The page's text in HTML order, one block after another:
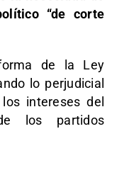
“de corte
de la Ley
lo perjudicial
intereses del
los partidos